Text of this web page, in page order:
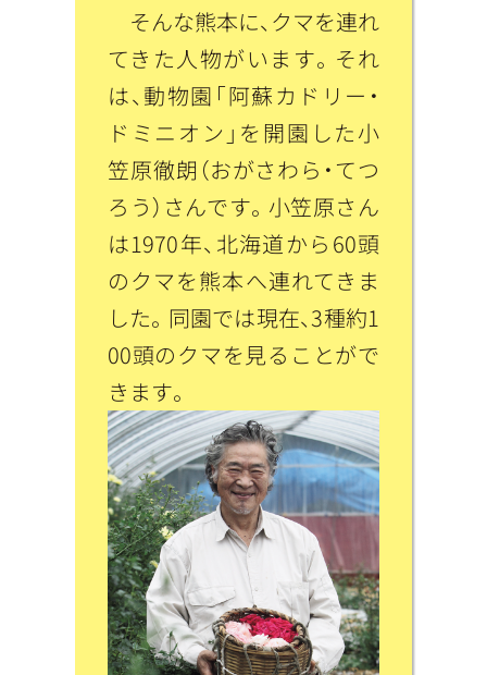
そんな熊本に、クマを連れ
てきた人物がいます。それ
は、動物園「阿蘇カドリー・
ドミニオン」を開園した小
笠原徹朗（おがさわら・てつ
ろう）さんです。小笠原さん
は1970年、北海道から60頭
のクマを熊本へ連れてきま
した。同園では現在、3種約1
00頭のクマを見ることがで
きます。